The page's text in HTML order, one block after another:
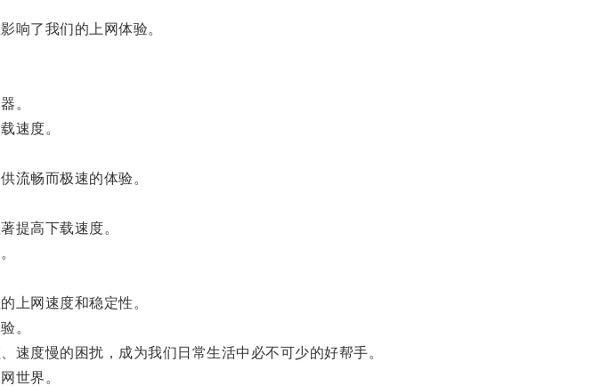
了我们的上网体验。
。
速度。
流畅而极速的体验。
提高下载速度。
上网速度和稳定性。
。
度慢的困扰，成为我们日常生活中必不可少的好帮手。
世界。